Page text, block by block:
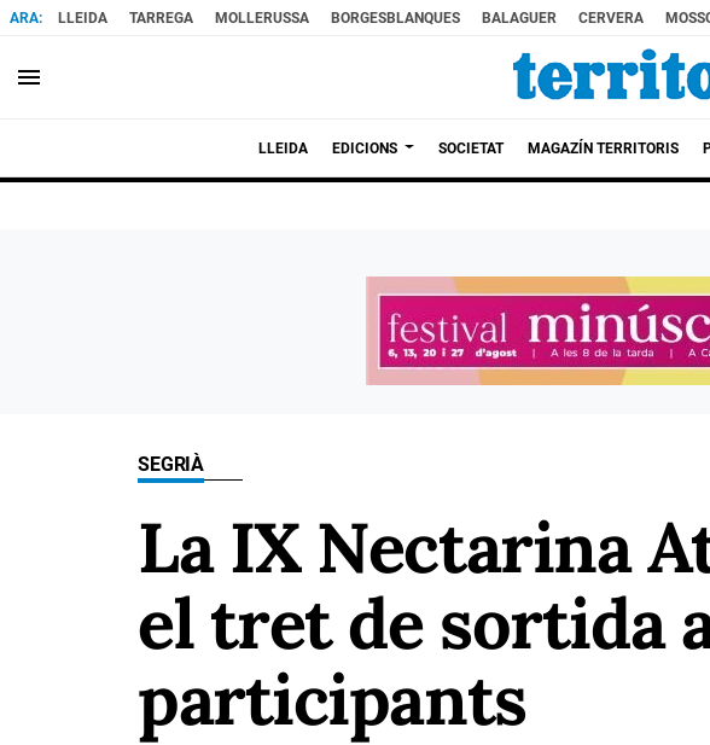
LLEIDA TARREGA MOLLERUSSA BORGESBLANQUES BALAGUER CERVERA
menu
LLEIDA EDICIONS SOCIETAT MAGAZÍN TERRITORIS
SEGRIÀ
La IX Nectarina
el tret de sortida
participants